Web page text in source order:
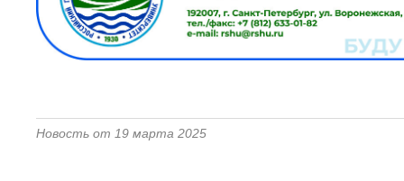
Новость от 19 марта 2025